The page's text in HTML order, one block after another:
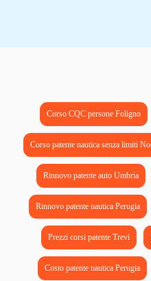
Corso CQC persone Foligno
Corso patente nautica senza limiti
Rinnovo patente auto Umbria
Rinnovo patente nautica Perugia
Prezzi corsi patente Trevi
Costo patente nautica Perugia